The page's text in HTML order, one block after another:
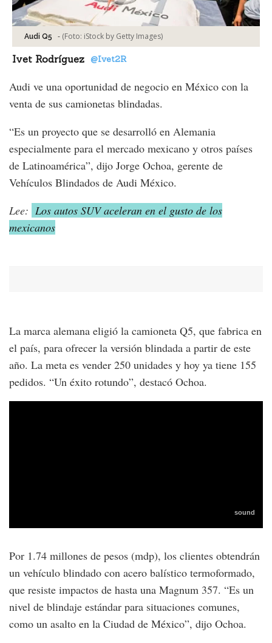
Audi Q5 - (Foto: iStock by Getty Images)
Ivet Rodríguez @Ivet2R
Audi ve una oportunidad de negocio en México con la
venta de sus camionetas blindadas.
“Es un proyecto que se desarrolló en Alemania
especialmente para el mercado mexicano y otros países
de Latinoamérica”, dijo Jorge Ochoa, gerente de
Vehículos Blindados de Audi México.
Lee: Los autos SUV aceleran en el gusto de los
mexicanos
La marca alemana eligió la camioneta Q5, que fabrica en
el país, para ofrecer la versión blindada a partir de este
año. La meta es vender 250 unidades y hoy ya tiene 155
pedidos. “Un éxito rotundo”, destacó Ochoa.
Por 1.74 millones de pesos (mdp), los clientes obtendrán
un vehículo blindado con acero balístico termoformado,
que resiste impactos de hasta una Magnum 357. “Es un
nivel de blindaje estándar para situaciones comunes,
como un asalto en la Ciudad de México”, dijo Ochoa.